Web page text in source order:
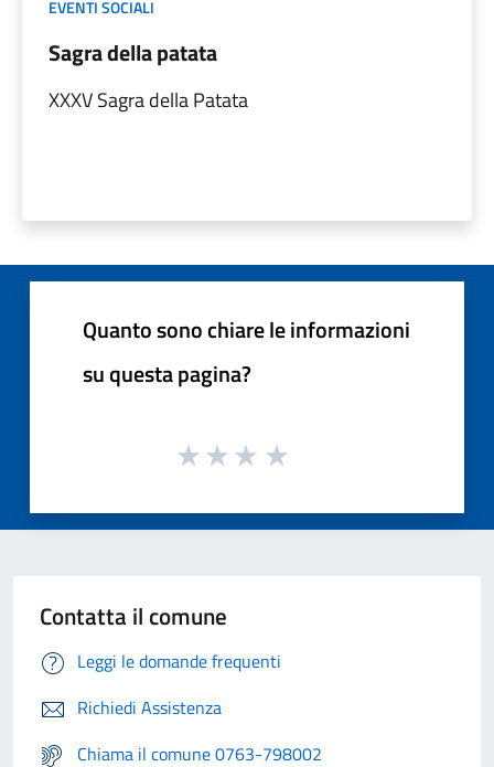
EVENTI SOCIALI
Sagra della patata
XXXV Sagra della Patata
Quanto sono chiare le informazioni
su questa pagina?
Contatta il comune
Leggi le domande frequenti
Richiedi Assistenza
Chiama il comune 0763-798002